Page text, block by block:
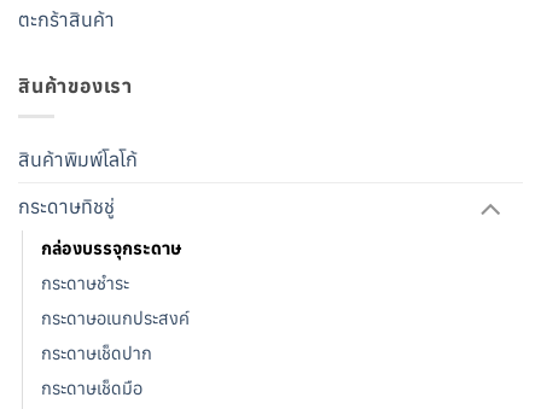
ตะกร้าสินค้า
สินค้าของเรา
สินค้าพิมพ์โลโก้
กระดาษทิชชู่
กล่องบรรจุกระดาษ
กระดาษชำระ
กระดาษอเนกประสงค์
กระดาษเช็ดปาก
กระดาษเช็ดมือ